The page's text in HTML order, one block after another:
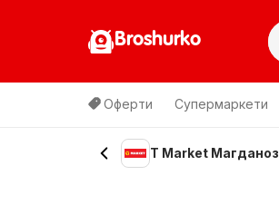
Broshurko
Оферти Супермаркети
T Market Магданоз